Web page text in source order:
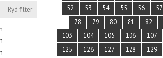
Ryd filter
52
53 54 55 56 57
78
79 80 81 82
103
104 105 106 107
125
126 127 128 129